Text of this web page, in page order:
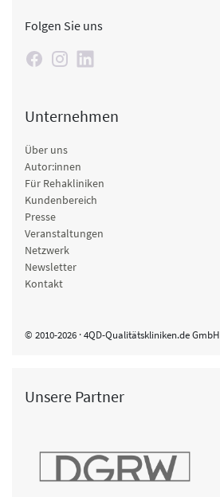
Folgen Sie uns
Unternehmen
Über uns
Autor:innen
Für Rehakliniken
Kundenbereich
Presse
Veranstaltungen
Netzwerk
Newsletter
Kontakt
© 2010-2026 · 4QD-Qualitätskliniken.de GmbH
Unsere Partner